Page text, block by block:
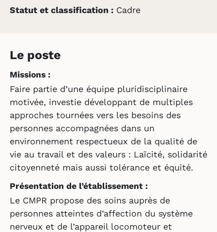
Statut et classification : Cadre
Le poste
Missions :
Faire partie d’une équipe pluridisciplinaire
motivée, investie développant de multiples
approches tournées vers les besoins des
personnes accompagnées dans un
environnement respectueux de la qualité de
vie au travail et des valeurs : Laïcité, solidarité
citoyenneté mais aussi tolérance et équité.
Présentation de l’établissement :
Le CMPR propose des soins auprès de
personnes atteintes d’affection du système
nerveux et de l’appareil locomoteur et